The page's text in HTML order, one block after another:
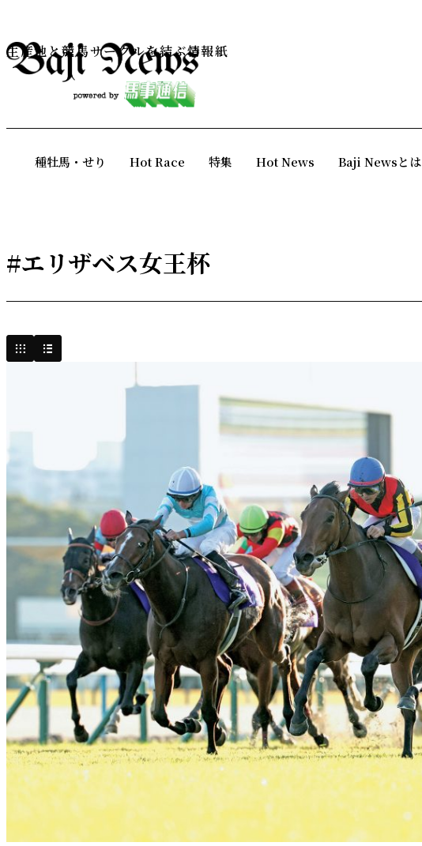
生産地と競馬サークルを結ぶ情報紙
種牡馬・せり Hot Race 特集 Hot News Baji Newsとは
#エリザベス女王杯